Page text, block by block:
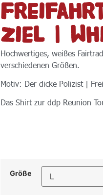
Ziel |
Hochwertiges, weißes
verschiedenen Größen.
Motiv: Der dicke Polizist |
Das Shirt zur ddp Reunion
Größe